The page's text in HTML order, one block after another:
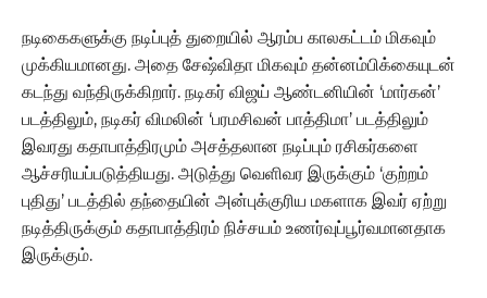
நடிகைகளுக்கு நடிப்புத் துறையில் ஆரம்ப காலகட்டம் மிகவும்
முக்கியமானது. அதை சேஷ்விதா மிகவும் தன்னம்பிக்கையுடன்
கடந்து வந்திருக்கிறார். நடிகர் விஜய் ஆண்டனியின் ‘மார்கன்’
படத்திலும், நடிகர் விமலின் ‘பரமசிவன் பாத்திமா’ படத்திலும்
இவரது கதாபாத்திரமும் அசத்தலான நடிப்பும் ரசிகர்களை
ஆச்சரியப்படுத்தியது. அடுத்து வெளிவர இருக்கும் ‘குற்றம்
புதிது’ படத்தில் தந்தையின் அன்புக்குரிய மகளாக இவர் ஏற்று
நடித்திருக்கும் கதாபாத்திரம் நிச்சயம் உணர்வுப்பூர்வமானதாக
இருக்கும்.